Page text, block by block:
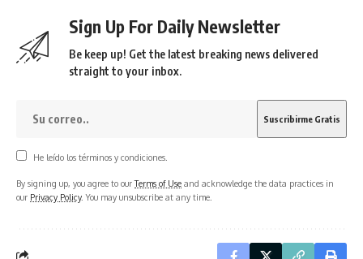
Sign Up For Daily Newsletter
Be keep up! Get the latest breaking news delivered
straight to your inbox.
He leído los términos y condiciones.
By signing up, you agree to ourTerms of Use and acknowledge the data practices in
our Privacy Policy. You may unsubscribe at any time.